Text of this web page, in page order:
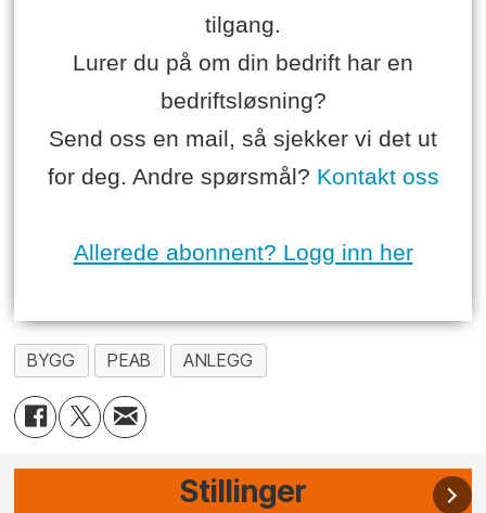
tilgang.
Lurer du på om din bedrift har en
bedriftsløsning?
Send oss en mail, så sjekker vi det ut
for deg. Andre spørsmål? Kontakt oss
Allerede abonnent? Logg inn her
BYGG PEAB ANLEGG
Stillinger